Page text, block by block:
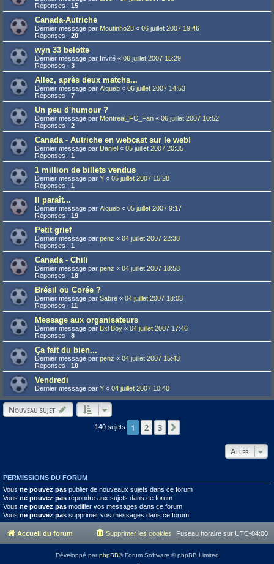
Réponses : 15
Canada-Autriche
Dernier message par Moutinho28 « 06 juillet 2007 19:46
Réponses : 20
wyn 33 belotte
Dernier message par Invité « 06 juillet 2007 15:29
Réponses : 3
Allez, après deux matchs...
Dernier message par Alqueb « 06 juillet 2007 14:53
Réponses : 7
Un peu d'humour ?
Dernier message par Montreal_FC_Fan « 06 juillet 2007 10:52
Réponses : 2
Canada - Autriche en webcast sur le web!
Dernier message par Daniel « 05 juillet 2007 20:35
Réponses : 1
1 million de billets vendus
Dernier message par Y « 05 juillet 2007 15:28
Réponses : 1
Il paraît...
Dernier message par Alqueb « 05 juillet 2007 9:17
Réponses : 19
Petit grief
Dernier message par penz « 04 juillet 2007 22:38
Réponses : 1
Canada - Chili
Dernier message par penz « 04 juillet 2007 18:58
Réponses : 18
Brésil ou Corée ?
Dernier message par Sabre « 04 juillet 2007 18:03
Réponses : 11
Message aux organisateurs
Dernier message par Bxl Boy « 04 juillet 2007 17:46
Réponses : 8
Ça fait du bien...
Dernier message par penz « 04 juillet 2007 15:43
Réponses : 10
Vendredi
Dernier message par Y « 04 juillet 2007 10:40
Nouveau sujet
140 sujets 1 2 3
Aller
PERMISSIONS DU FORUM
Vous ne pouvez pas publier de nouveaux sujets dans ce forum
Vous ne pouvez pas répondre aux sujets dans ce forum
Vous ne pouvez pas modifier vos messages dans ce forum
Vous ne pouvez pas supprimer vos messages dans ce forum
Accueil du forum Fuseau horaire sur UTC-04:00
Supprimer les cookies
Développé parphpBB® Forum Software © phpBB Limited